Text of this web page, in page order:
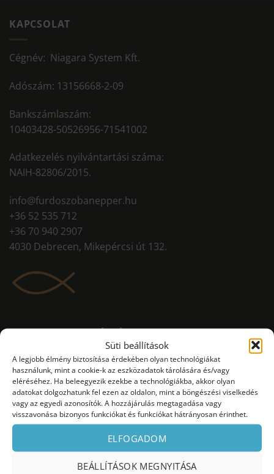
Süti beállítások
A legjobb élmény biztosítása érdekében olyan technológiákat
használunk, mint a cookie-k az eszközadatok tárolására és/vagy
eléréséhez. Ha beleegyezik ezekbe a technológiákba, akkor olyan
adatokat dolgozhatunk fel ezen az oldalon, mint a böngészési viselkedés
vagy az egyedi azonosítók. A hozzájárulás megtagadása vagy
visszavonása bizonyos funkciókat és funkciókat hátrányosan érinthet.
ELFOGADOM
BEÁLLÍTÁSOK MEGNYITÁSA
KAPCSOLAT
Cégnév: Niagara System Kft.
Adószám: 13156668-2-09
Bankszámlaszám:
10403428-50526956-71541002
Adatkezelés nyilvántartási száma:
NAIH-82806/2015.
info@furdoszobanepper.hu
+36 52 535 712
+36 70 940 2907
4030 Debrecen, Mikepércsi út 132.
Miért mi?
Díjmentes házhozszállítás
Garancia